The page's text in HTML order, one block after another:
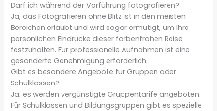
Darf ich während der Vorführung fotografieren?
Ja, das Fotografieren ohne Blitz ist in den meisten
Bereichen erlaubt und wird sogar ermutigt, um Ihre
persönlichen Eindrücke dieser farbenfrohen Reise
festzuhalten. Für professionelle Aufnahmen ist eine
gesonderte Genehmigung erforderlich.
Gibt es besondere Angebote für Gruppen oder
Schulklassen?
Ja, es werden vergünstigte Gruppentarife angeboten.
Für Schulklassen und Bildungsgruppen gibt es spezielle